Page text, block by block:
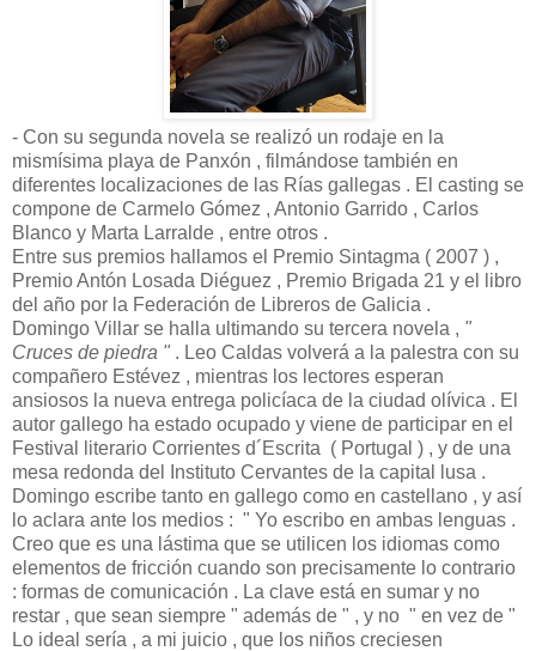
- Con su segunda novela se realizó un rodaje en la
mismísima playa de Panxón , filmándose también en
diferentes localizaciones de las Rías gallegas . El casting se
compone de Carmelo Gómez , Antonio Garrido , Carlos
Blanco y Marta Larralde , entre otros .
Entre sus premios hallamos el Premio Sintagma ( 2007 ) ,
Premio Antón Losada Diéguez , Premio Brigada 21 y el libro
del año por la Federación de Libreros de Galicia .
Domingo Villar se halla ultimando su tercera novela , "
Cruces de piedra " . Leo Caldas volverá a la palestra con su
compañero Estévez , mientras los lectores esperan
ansiosos la nueva entrega policíaca de la ciudad olívica . El
autor gallego ha estado ocupado y viene de participar en el
Festival literario Corrientes d´Escrita ( Portugal ) , y de una
mesa redonda del Instituto Cervantes de la capital lusa .
Domingo escribe tanto en gallego como en castellano , y así
lo aclara ante los medios : " Yo escribo en ambas lenguas .
Creo que es una lástima que se utilicen los idiomas como
elementos de fricción cuando son precisamente lo contrario
: formas de comunicación . La clave está en sumar y no
restar , que sean siempre " además de " , y no " en vez de "
Lo ideal sería , a mi juicio , que los niños creciesen